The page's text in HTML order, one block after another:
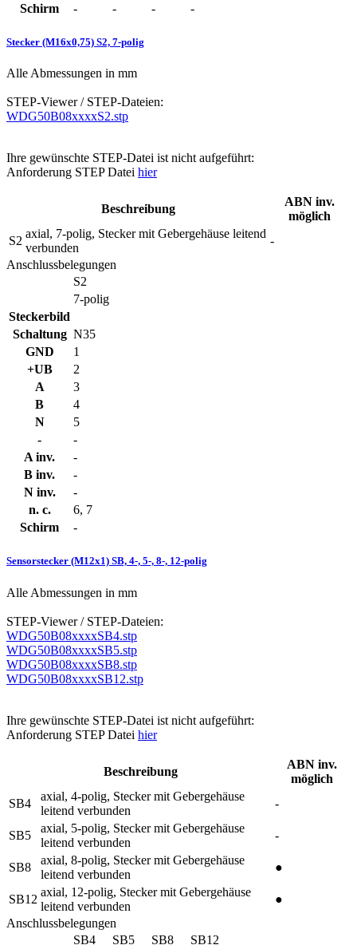
Schirm
- - - -
Stecker (M16x0,75) S2, 7-polig
Alle Abmessungen in mm
STEP-Viewer / STEP-Dateien:
WDG50B08xxxxS2.stp
Ihre gewünschte STEP-Datei ist nicht aufgeführt:
Anforderung STEP Datei hier
Beschreibung
ABN inv.
möglich
S2
axial, 7-polig, Stecker mit Gebergehäuse leitend
verbunden
-
Anschlussbelegungen
S2
7-polig
Steckerbild
Schaltung N35
GND
1
+UB
2
A
3
B
4
N
5
-
-
A inv.
-
B inv.
-
N inv.
-
n. c.
6, 7
Schirm
-
Sensorstecker (M12x1) SB, 4-, 5-, 8-, 12-polig
Alle Abmessungen in mm
STEP-Viewer / STEP-Dateien:
WDG50B08xxxxSB4.stp
WDG50B08xxxxSB5.stp
WDG50B08xxxxSB8.stp
WDG50B08xxxxSB12.stp
Ihre gewünschte STEP-Datei ist nicht aufgeführt:
Anforderung STEP Datei hier
Beschreibung
ABN inv.
möglich
SB4
axial, 4-polig, Stecker mit Gebergehäuse
leitend verbunden
-
SB5
axial, 5-polig, Stecker mit Gebergehäuse
leitend verbunden
-
SB8
axial, 8-polig, Stecker mit Gebergehäuse
leitend verbunden
●
SB12
axial, 12-polig, Stecker mit Gebergehäuse
leitend verbunden
●
Anschlussbelegungen
SB4
SB5 SB8
SB12